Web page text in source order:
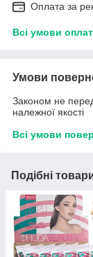
Оплата за
Всі умови
Умови
Законом не
належної якості
Всі умови
Подібні